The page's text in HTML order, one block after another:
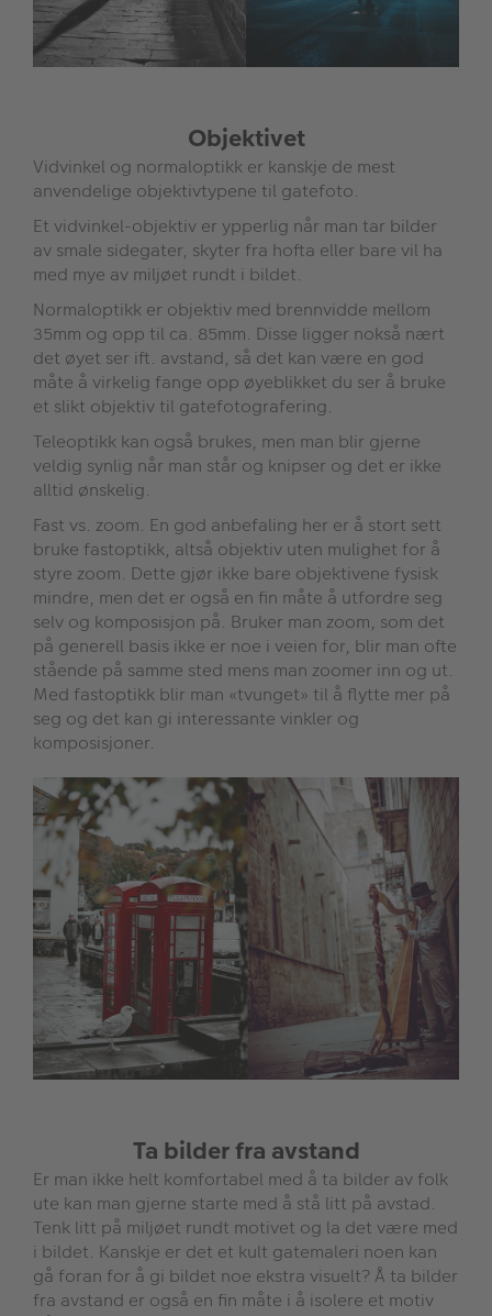
Objektivet
Vidvinkel og normaloptikk er kanskje de mest
anvendelige objektivtypene til gatefoto.
Et vidvinkel-objektiv er ypperlig når man tar bilder
av smale sidegater, skyter fra hofta eller bare vil ha
med mye av miljøet rundt i bildet.
Normaloptikk er objektiv med brennvidde mellom
35mm og opp til ca. 85mm. Disse ligger nokså nært
det øyet ser ift. avstand, så det kan være en god
måte å virkelig fange opp øyeblikket du ser å bruke
et slikt objektiv til gatefotografering.
Teleoptikk kan også brukes, men man blir gjerne
veldig synlig når man står og knipser og det er ikke
alltid ønskelig.
Fast vs. zoom. En god anbefaling her er å stort sett
bruke fastoptikk, altså objektiv uten mulighet for å
styre zoom. Dette gjør ikke bare objektivene fysisk
mindre, men det er også en fin måte å utfordre seg
selv og komposisjon på. Bruker man zoom, som det
på generell basis ikke er noe i veien for, blir man ofte
stående på samme sted mens man zoomer inn og ut.
Med fastoptikk blir man «tvunget» til å flytte mer på
seg og det kan gi interessante vinkler og
komposisjoner.
Ta bilder fra avstand
Er man ikke helt komfortabel med å ta bilder av folk
ute kan man gjerne starte med å stå litt på avstad.
Tenk litt på miljøet rundt motivet og la det være med
i bildet. Kanskje er det et kult gatemaleri noen kan
gå foran for å gi bildet noe ekstra visuelt? Å ta bilder
fra avstand er også en fin måte i å isolere et motiv